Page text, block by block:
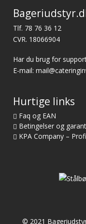
Tlf. 78 76 36 12
CVR. 18066904
Har du brug for
E-mail:
Hurtige links
Faq og EAN
Betingelser og
KPA Company –
© 2021